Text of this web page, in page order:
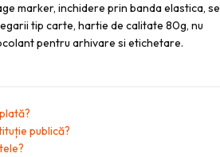
marker, inchidere prin banda elastica, se
tip carte, hartie de calitate 80g, nu
pentru arhivare si etichetare.
publică?